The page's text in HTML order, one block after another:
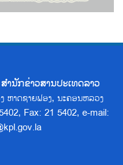
ຳນັກຂ່າວສານປະເທດລາວ
ຫາດຊາຍຟອງ, ນະຄອນຫລວງ
Fax: 21 5402, e-mail: